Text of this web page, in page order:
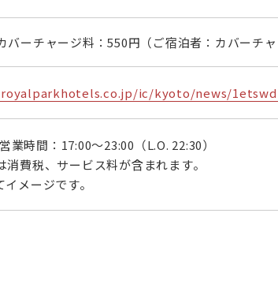
バーチャージ料：550円（ご宿泊者：カバーチ
ic/kyoto/news/
業時間：17:00～23:00（L.O. 22:30）
費税、サービス料が含まれます。
メージです。